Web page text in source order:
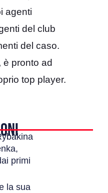
agenti
del club
del caso.
è pronto ad
top player.
primi
la sua